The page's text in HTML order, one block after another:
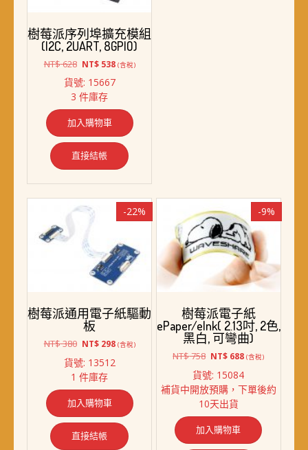
樹莓派序列埠擴充模組
(I2C, 2UART, 8GPIO)
NT$628 原
價
格：
NT$ 628。
NT$538目
NT$ 538。
(含稅)
貨號: 15667
3 件庫存
加入購物車
直接結帳
-22%
樹莓派通用電子紙驅動
板
NT$380 原
價
格：
NT$ 380。
NT$298目
價
NT$ 298。
(含稅)
貨號: 13512
1 件庫存
加入購物車
直接結帳
-9%
樹莓派電子紙
ePaper/eInk( 2.13吋, 2色,
黑白, 可彎曲)
NT$758 原
價
格：
NT$ 758。
NT$ 688目
價
格：
(含稅)
貨號: 15084
補貨中開放預購，下單後約
10天出貨
加入購物車